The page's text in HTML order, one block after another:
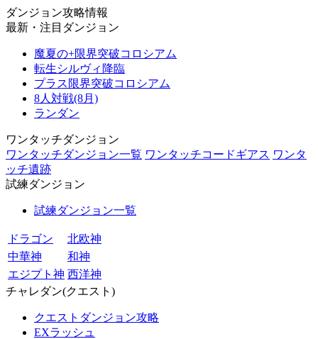
ダンジョン攻略情報
最新・注目ダンジョン
魔夏の+限界突破コロシアム
転生シルヴィ降臨
プラス限界突破コロシアム
8人対戦(8月)
ランダン
ワンタッチダンジョン
ワンタッチダンジョン一覧 ワンタッチコードギアス ワンタ
ッチ遺跡
試練ダンジョン
試練ダンジョン一覧
ドラゴン
北欧神
中華神
和神
エジプト神 西洋神
チャレダン(クエスト)
クエストダンジョン攻略
EXラッシュ